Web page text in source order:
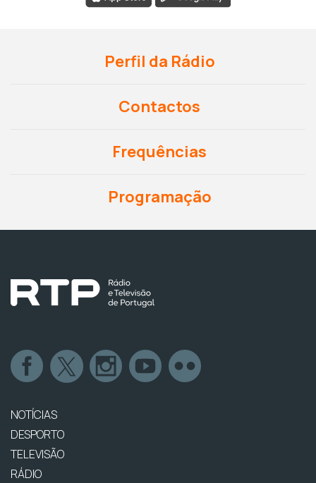
Perfil da Rádio
Contactos
Frequências
Programação
NOTÍCIAS
DESPORTO
TELEVISÃO
RÁDIO